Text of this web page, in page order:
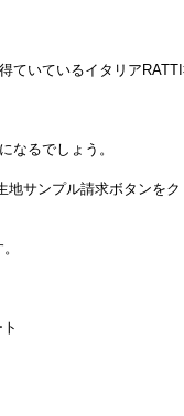
ていているイタリアRATTI
なるでしょう。
サンプル請求ボタンをク